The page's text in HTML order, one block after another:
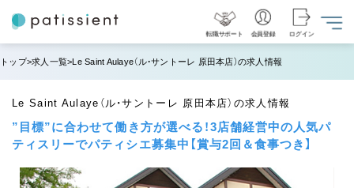
転職サポート 会員登録 ログイン
トップ 求人一覧 Le Saint Aulaye（ル・サントーレ 原田本店）の求人情報
Le Saint Aulaye（ル・サントーレ 原田本店）の求人情報
”目標”に合わせて働き方が選べる！3店舗経営中の人気パ
ティスリーでパティシエ募集中【賞与2回＆食事つき】